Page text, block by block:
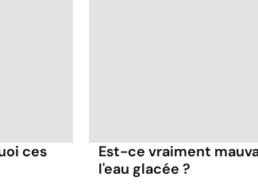
ces
Est-ce vraiment
l'eau glacée ?